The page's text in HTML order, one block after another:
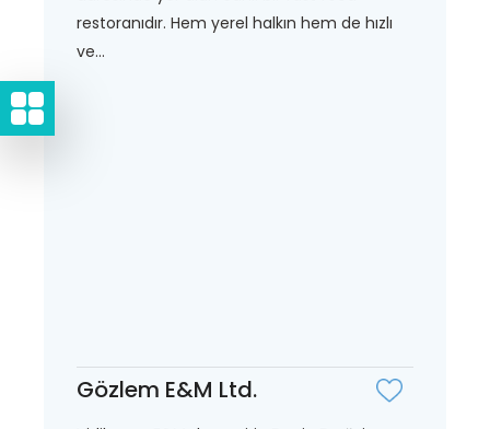
restoranıdır. Hem yerel halkın hem de hızlı
ve...
Gözlem E&M Ltd.